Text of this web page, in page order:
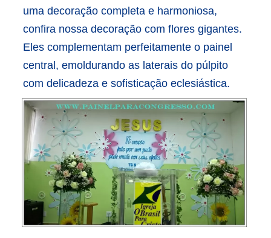
uma decoração completa e harmoniosa,
confira nossa decoração com flores gigantes.
Eles complementam perfeitamente o painel
central, emoldurando as laterais do púlpito
com delicadeza e sofisticação eclesiástica.